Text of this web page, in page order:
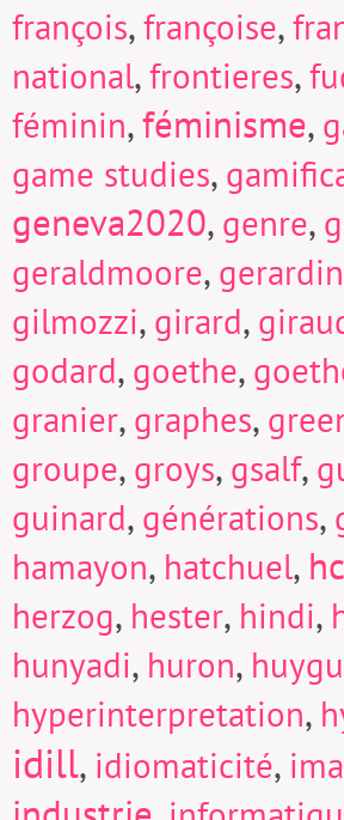
françois,françoise,
national,frontieres,
féminin,féminisme,
game studies,
geneva2020, genre,
geraldmoore,
gilmozzi, girard,
godard, goethe,
granier, graphes,
groupe, groys, gsalf,
guinard, générations,
hamayon, hatchuel,
herzog, hester, hindi,
hunyadi, huron,
hyperinterpretation,
idill, idiomaticité,